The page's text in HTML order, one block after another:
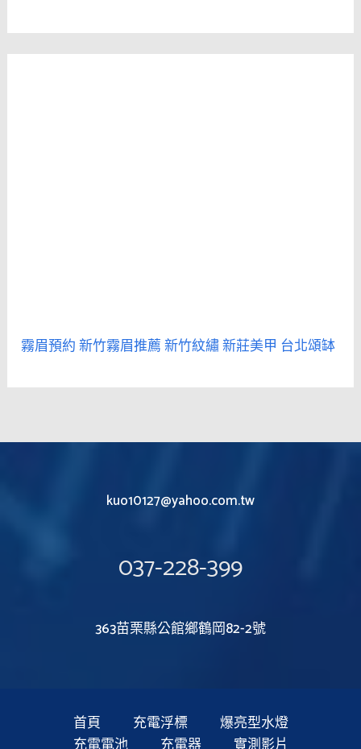
霧眉預約新竹霧眉推薦新竹紋繡新莊美甲 台北頌缽
kuo10127@yahoo.com.tw
037-228-399
363苗栗縣公館鄉鶴岡82-2號
首頁 充電浮標
爆亮型水燈